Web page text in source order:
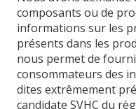
composants ou de
informations sur les
présents dans les
nous permet de
consommateurs des
dites extrêmement
candidate SVHC du